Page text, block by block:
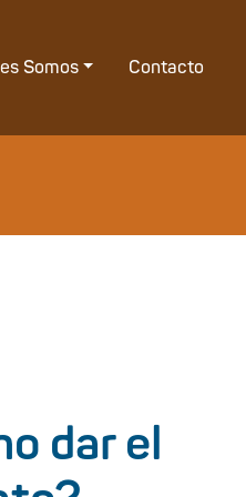
Somos Contacto
dar el